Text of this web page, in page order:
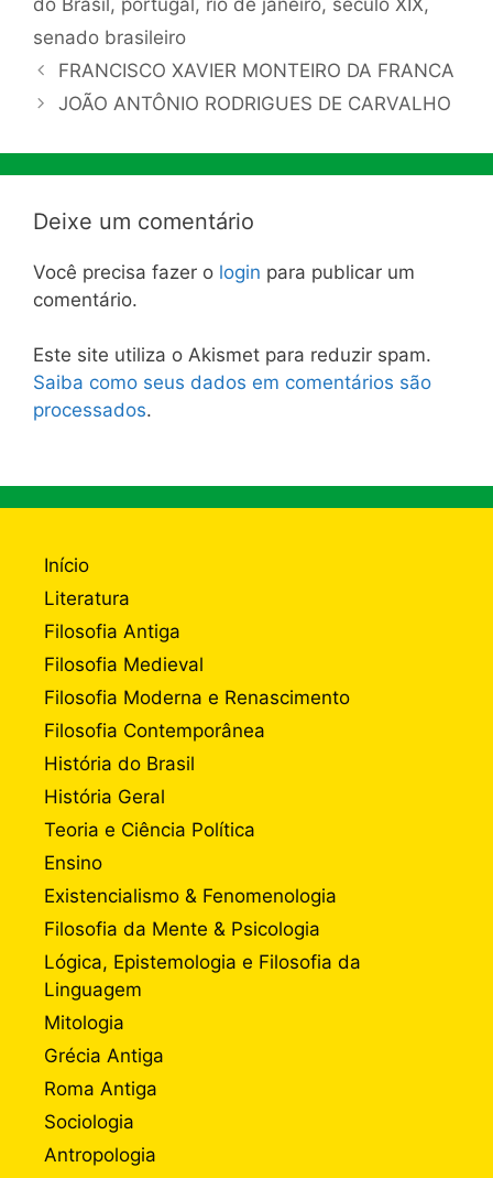
senado brasileiro
FRANCISCO XAVIER MONTEIRO DA FRANCA
JOÃO ANTÔNIO RODRIGUES DE CARVALHO
Deixe um comentário
Você precisa fazer o login para publicar um
comentário.
Este site utiliza o Akismet para reduzir spam.
Saiba como seus dados em comentários são
processados.
Início
Literatura
Filosofia Antiga
Filosofia Medieval
Filosofia Moderna e Renascimento
Filosofia Contemporânea
História do Brasil
História Geral
Teoria e Ciência Política
Ensino
Existencialismo & Fenomenologia
Filosofia da Mente & Psicologia
Lógica, Epistemologia e Filosofia da
Linguagem
Mitologia
Grécia Antiga
Roma Antiga
Sociologia
Antropologia